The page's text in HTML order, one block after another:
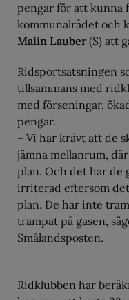
pengar för att kunna
kommunalrådet och
Malin Lauber (S) att
Ridsportsatsningen
tillsammans med
med förseningar,
pengar.
– Vi har krävt att de
jämna mellanrum,
plan. Och det har de
irriterad eftersom
plan. De har inte
trampat på gasen,
Smålandsposten.
Ridklubben har